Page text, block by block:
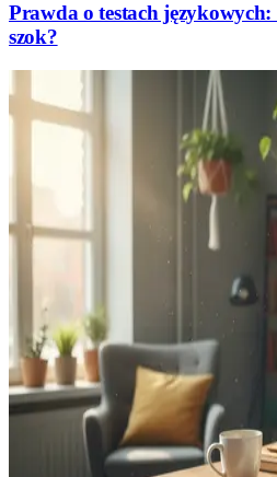
Prawda o testach językowych:
szok?